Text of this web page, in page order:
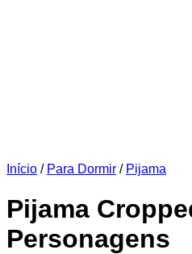
Início / Para Dormir / Pijama
Pijama
Personagens